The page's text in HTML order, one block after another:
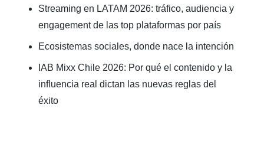
Streaming en LATAM 2026: tráfico, audiencia y
engagement de las top plataformas por país
Ecosistemas sociales, donde nace la intención
IAB Mixx Chile 2026: Por qué el contenido y la
influencia real dictan las nuevas reglas del
éxito